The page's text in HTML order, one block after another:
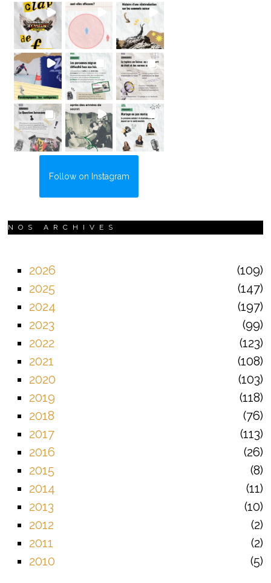
Follow on Instagram
NOS ARCHIVES
2026
109
2025
147
2024
197
2023
99
2022
123
2021
108
2020
103
2019
118
2018
76
2017
113
2016
26
2015
8
2014
11
2013
10
2012
2
2011
2
2010
5